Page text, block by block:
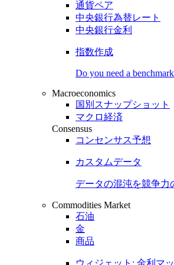
通貨ペア
中央銀行為替レート
中央銀行金利
指数作成
Do you need a
Macroeconomics
国別スナップショット
マクロ経済
Consensus
コンセンサス予想
カスタムデータ
データの混沌を競争力
Commodities Market
石油
金
商品
ウィジェット: 金利マ